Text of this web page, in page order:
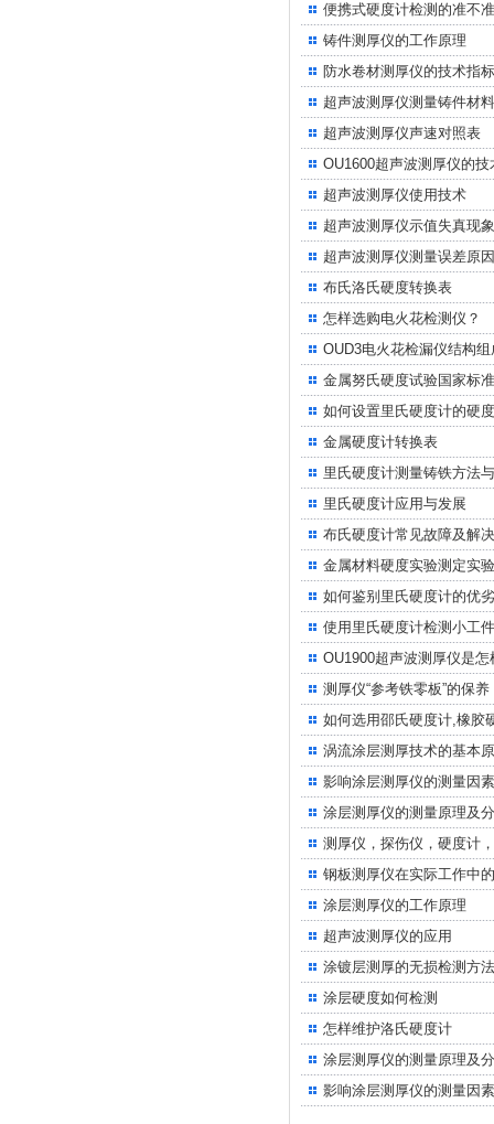
便携式硬度计检测的准不准
铸件测厚仪的工作原理
防水卷材测厚仪的技术指标
超声波测厚仪测量铸件材
超声波测厚仪声速对照表
OU1600超声波测厚仪的技
超声波测厚仪使用技术
超声波测厚仪示值失真现
超声波测厚仪测量误差原因
布氏洛氏硬度转换表
怎样选购电火花检测仪？
OUD3电火花检漏仪结构组
金属努氏硬度试验国家标
如何设置里氏硬度计的硬
金属硬度计转换表
里氏硬度计测量铸铁方法
里氏硬度计应用与发展
布氏硬度计常见故障及解
金属材料硬度实验测定实验
如何鉴别里氏硬度计的优
使用里氏硬度计检测小工
OU1900超声波测厚仪是
测厚仪“参考铁零板”的保养
如何选用邵氏硬度计,橡胶
涡流涂层测厚技术的基本
影响涂层测厚仪的测量因素
涂层测厚仪的测量原理及
测厚仪，探伤仪，硬度计
钢板测厚仪在实际工作中
涂层测厚仪的工作原理
超声波测厚仪的应用
涂镀层测厚的无损检测方法
涂层硬度如何检测
怎样维护洛氏硬度计
涂层测厚仪的测量原理及
影响涂层测厚仪的测量因素